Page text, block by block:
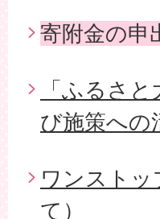
寄附金の申
「ふるさ
び施策への
ワンスト
て）